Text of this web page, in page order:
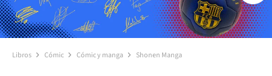
Libros Cómic Cómic y manga Shonen Manga